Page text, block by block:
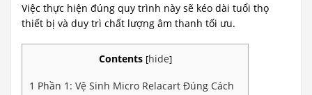
Việc thực hiện đúng quy trình này sẽ kéo dài tuổi thọ
thiết bị và duy trì chất lượng âm thanh tối ưu.
Contents [hide]
1 Phần 1: Vệ Sinh Micro Relacart Đúng Cách